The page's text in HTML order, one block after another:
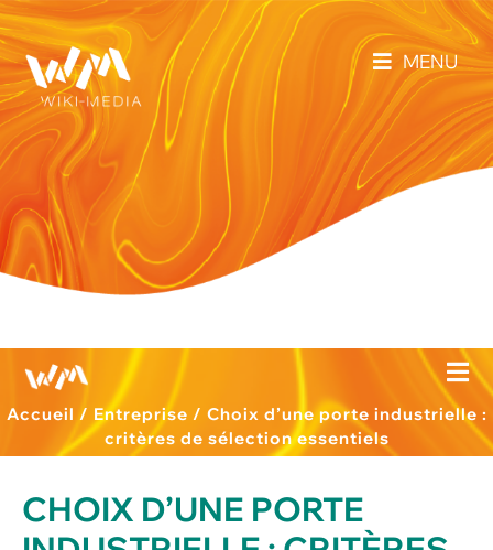
MENU
Accueil / Entreprise / Choix d’une porte industrielle :
critères de sélection essentiels
CHOIX D’UNE PORTE